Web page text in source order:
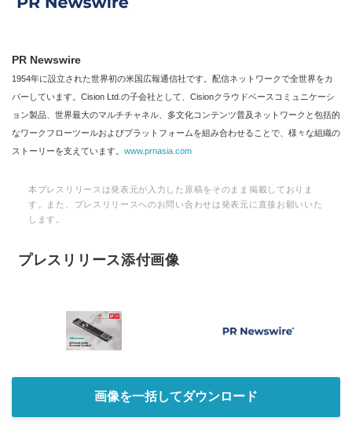
PR Newswire
1954年に設立された世界初の米国広報通信社です。配信ネットワークで全世界をカ
バーしています。Cision Ltd.の子会社として、Cisionクラウドベースコミュニケーシ
ョン製品、世界最大のマルチチャネル、多文化コンテンツ普及ネットワークと包括的
なワークフローツールおよびプラットフォームを組み合わせることで、様々な組織の
ストーリーを支えています。 www.prnasia.com
本プレスリリースは発表元が入力した原稿をそのまま掲載しておりま
す。また、プレスリリースへのお問い合わせは発表元に直接お願いいた
します。
プレスリリース添付画像
画像を一括してダウンロード